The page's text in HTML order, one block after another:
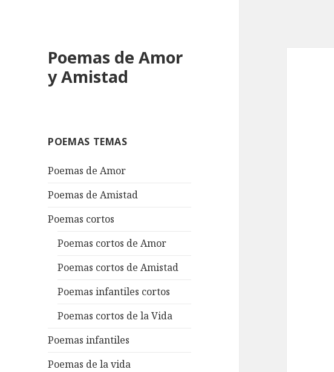
Poemas de Amor
y Amistad
POEMAS TEMAS
Poemas de Amor
Poemas de Amistad
Poemas cortos
Poemas cortos de Amor
Poemas cortos de Amistad
Poemas infantiles cortos
Poemas cortos de la Vida
Poemas infantiles
Poemas de la vida